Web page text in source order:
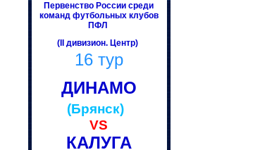
Первенство России среди
команд футбольных клубов
ПФЛ
(II дивизион. Центр)
16 тур
ДИНАМО
(Брянск)
VS
КАЛУГА